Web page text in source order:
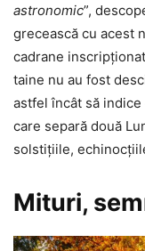
astronomic”,
grecească cu acest
cadrane
taine nu au fost
astfel încât să indice
care separă două
solstiţiile,
Mituri,